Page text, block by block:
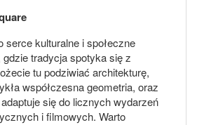
serce kulturalne i społeczne
tradycja spotyka się z
tu podziwiać architekturę,
współczesna geometria, oraz
się do licznych wydarzeń
i filmowych. Warto